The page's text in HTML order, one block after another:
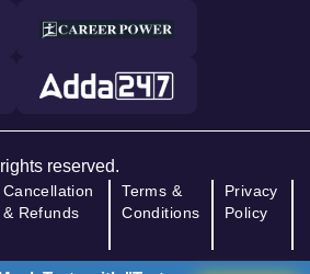
reserved.
Cancellation
& Refunds
Terms &
Conditions
Privacy
Policy